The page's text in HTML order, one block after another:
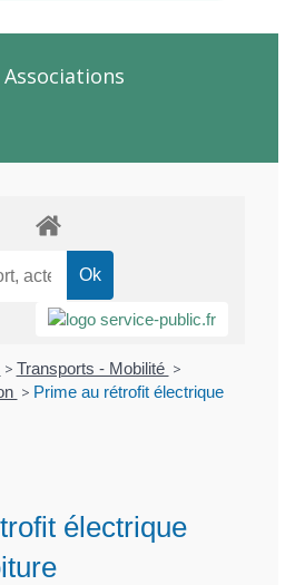
Associations
> Transports - Mobilité >
> Prime au rétrofit électrique
électrique